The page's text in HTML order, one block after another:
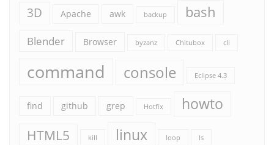
3D Apache awk backup bash
Blender Browser byzanz Chitubox cli
command console Eclipse 4.3
find github grep Hotfix howto
HTML5 kill linux loop ls